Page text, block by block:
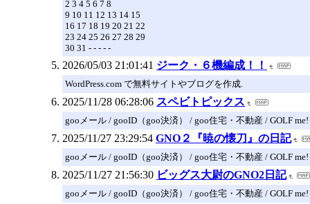
2 3 4 5 6 7 8
9 10 11 12 13 14 15
16 17 18 19 20 21 22
23 24 25 26 27 28 29
30 31 - - - - -
2026/05/03 21:01:41 ジーク・６機編成！！
WordPress.com で無料サイトやブログを作成.
2025/11/28 06:28:06 スペビトピックス
gooメール / gooID（goo決済） / goo住宅・不動産 / GOLF me!
2025/11/27 23:29:54 GNO２『暁の懐刀』の日記
gooメール / gooID（goo決済） / goo住宅・不動産 / GOLF me!
2025/11/27 21:56:30 ビッグス大尉のGNO2日記
gooメール / gooID（goo決済） / goo住宅・不動産 / GOLF me!